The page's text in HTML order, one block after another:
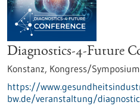
Diagnostics-4-Future
Konstanz, Kongress/Symposium
https://
bw.de/veranstaltung/